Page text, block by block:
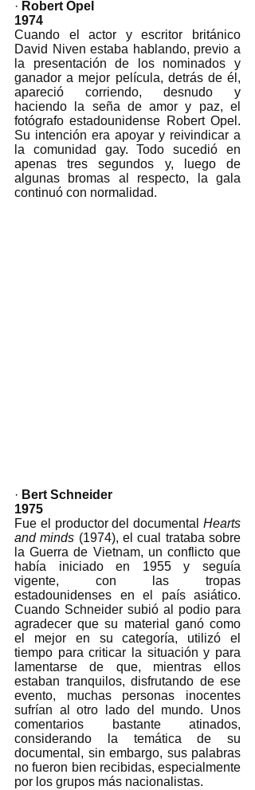
· Robert Opel
1974
Cuando el actor y escritor británico
David Niven estaba hablando, previo a
la presentación de los nominados y
ganador a mejor película, detrás de él,
apareció corriendo, desnudo y
haciendo la seña de amor y paz, el
fotógrafo estadounidense Robert Opel.
Su intención era apoyar y reivindicar a
la comunidad gay. Todo sucedió en
apenas tres segundos y, luego de
algunas bromas al respecto, la gala
continuó con normalidad.
· Bert Schneider
1975
Fue el productor del documental Hearts
and minds (1974), el cual trataba sobre
la Guerra de Vietnam, un conflicto que
había iniciado en 1955 y seguía
vigente, con las tropas
estadounidenses en el país asiático.
Cuando Schneider subió al podio para
agradecer que su material ganó como
el mejor en su categoría, utilizó el
tiempo para criticar la situación y para
lamentarse de que, mientras ellos
estaban tranquilos, disfrutando de ese
evento, muchas personas inocentes
sufrían al otro lado del mundo. Unos
comentarios bastante atinados,
considerando la temática de su
documental, sin embargo, sus palabras
no fueron bien recibidas, especialmente
por los grupos más nacionalistas.